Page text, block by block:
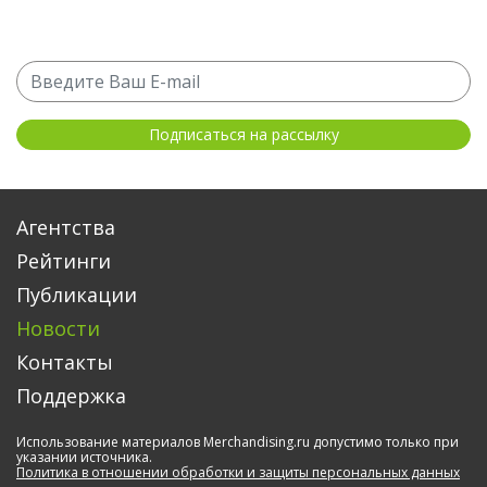
Агентства
Рейтинги
Публикации
Новости
Контакты
Поддержка
Использование материалов Merchandising.ru допустимо только при
указании источника.
Политика в отношении обработки и защиты персональных данных